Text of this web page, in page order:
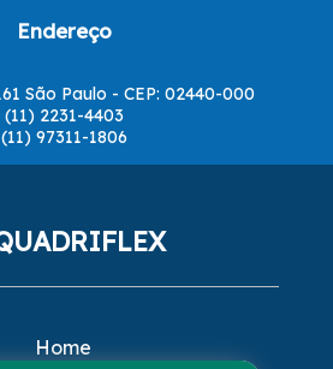
Endereço
São Paulo - CEP: 02440-000
(11) 2231-4403
(11) 97311-1806
Home